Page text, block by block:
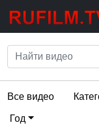
Все видео
Год